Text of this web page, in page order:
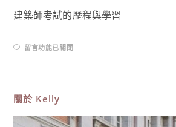
建築師考試的歷程與學習
在
很
難
三
留言功能已關閉
關於 Kelly